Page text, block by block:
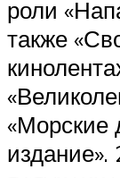
роли
также
«Морские
издание».